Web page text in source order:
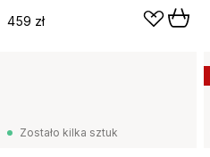
459 zł
Zostało kilka sztuk